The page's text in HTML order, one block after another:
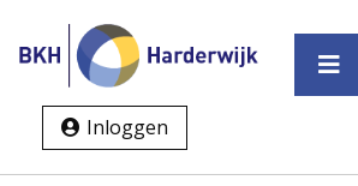
Inloggen